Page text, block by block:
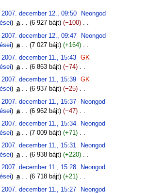
2007. december 12., 09:50
Neongod
a 6 927 bájt −100 ‎
2007. december 12., 09:47
Neongod
a 7 027 bájt +164 ‎
2007. december 11., 15:43
GK
a 6 863 bájt −74 ‎
2007. december 11., 15:39
GK
a 6 937 bájt −25 ‎
2007. december 11., 15:37
Neongod
a 6 962 bájt −47 ‎
2007. december 11., 15:34
Neongod
a 7 009 bájt +71 ‎
2007. december 11., 15:31
Neongod
a 6 938 bájt +220 ‎
2007. december 11., 15:28
Neongod
a 6 718 bájt +21 ‎
2007. december 11., 15:27 Neongod